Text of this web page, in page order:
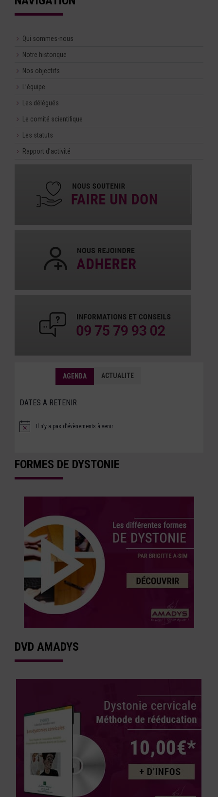
Qui sommes-nous
Notre historique
Nos objectifs
L’équipe
Les délégués
Le comité scientifique
Les statuts
Rapport d’activité
AGENDA ACTUALITE
DATES A RETENIR
Notice Il n’y a pas d’évènements à venir.
FORMES DE DYSTONIE
DVD AMADYS